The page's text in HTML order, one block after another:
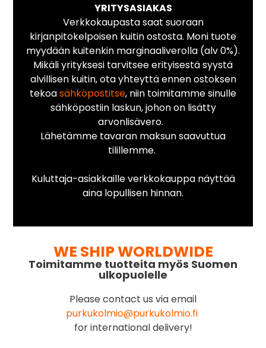
YRITYSASIAKAS
Verkkokaupasta saat suoraan
kirjanpitokelpoisen kuitin ostosta. Moni tuote
myydään kuitenkin marginaaliverolla (alv 0%).
Mikäli yrityksesi tarvitsee erityisestä syystä
alvillisen kuitin, ota yhteyttä ennen ostoksen
tekoasähköpostitse, niin toimitamme sinulle
sähköpostiin laskun, johon on lisätty
arvonlisävero.
Lähetämme tavaran maksun saavuttua
tilillemme.
Kuluttaja-asiakkaille verkkokauppa näyttää
aina lopullisen hinnan.
WE SHIP WORLDWIDE
Toimitamme tuotteita myös Suomen
ulkopuolelle
Please contact us via email
purkukolmio@purkukolmio.fi
for international delivery!